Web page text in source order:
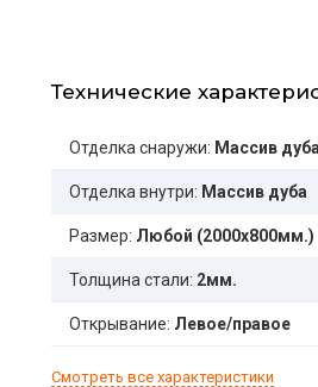
Технические
Отделка снаружи: Массив дуба
Отделка внутри: Массив дуба
Размер: Любой (2000x800мм.)
Толщина стали: 2мм.
Открывание: Левое/правое
Смотреть все характеристики